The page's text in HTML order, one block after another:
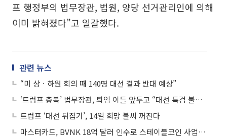
프 행정부의 법무장관, 법원, 양당 선거관리인에 의해
이미 밝혀졌다”고 일갈했다.
관련 뉴스
“미 상ㆍ하원 회의 때 140명 대선 결과 반대 예상”
‘트럼프 충복’ 법무장관, 퇴임 이틀 앞두고 “대선 특검 불필요”
트럼프 ‘대선 뒤집기’, 14일 희망 불씨 꺼진다
마스터카드, BVNK 18억 달러 인수로 스테이블코인 사업 본격 확장